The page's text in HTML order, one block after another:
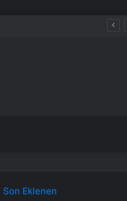
Son Eklenen